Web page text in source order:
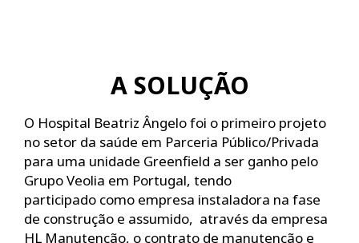
A SOLUÇÃO
O Hospital Beatriz Ângelo foi o primeiro projeto
no setor da saúde em Parceria Público/Privada
para uma unidade Greenfield a ser ganho pelo
Grupo Veolia em Portugal, tendo
participado como empresa instaladora na fase
de construção e assumido, através da empresa
HL Manutenção, o contrato de manutenção e